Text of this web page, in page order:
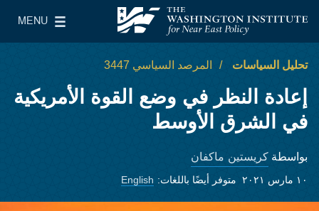
معهد واشنطن لسياسات الشرق الأدنى
MENU
Main Menu
تحليل السياسات المرصد السياسي 3447
إعادة النظر في وضع القوة الأمريكية
في الشرق الأوسط
بواسطة كريستين ماكفان
١٠ مارس ٢٠٢١ متوفر أيضًا باللغات: English